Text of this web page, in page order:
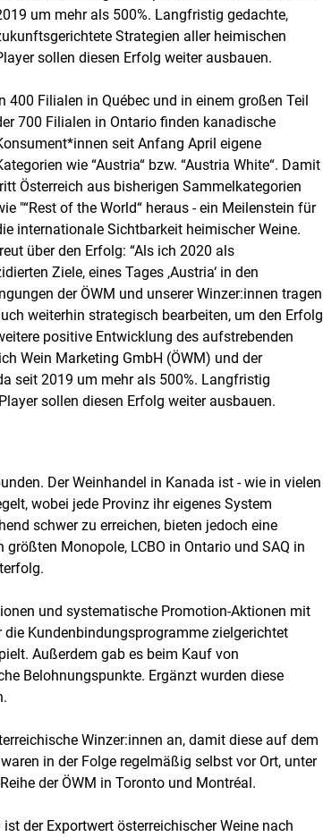
Skip to main content
um mehr als 500%. Langfristig gedachte,
Strategien aller heimischen
sollen diesen Erfolg weiter ausbauen.
400 Filialen in Québec und in einem großen Teil
700 Filialen in Ontario finden kanadische
seit Anfang April eigene
wie “Austria“ bzw. “Austria White“. Damit
Österreich aus bisherigen Sammelkategorien
"“Rest of the World“ heraus - ein Meilenstein für
internationale Sichtbarkeit heimischer Weine.
über den Erfolg: “Als ich 2020 als
Ziele, eines Tages ‚Austria‘ in den
der ÖWM und unserer Winzer:innen tragen
weiterhin strategisch bearbeiten, um den Erfolg
positive Entwicklung des aufstrebenden
Wein Marketing GmbH (ÖWM) und der
seit 2019 um mehr als 500%. Langfristig
sollen diesen Erfolg weiter ausbauen.
Der Weinhandel in Kanada ist - wie in vielen
wobei jede Provinz ihr eigenes System
schwer zu erreichen, bieten jedoch eine
Monopole, LCBO in Ontario und SAQ in
und systematische Promotion-Aktionen mit
Kundenbindungsprogramme zielgerichtet
Außerdem gab es beim Kauf von
Belohnungspunkte. Ergänzt wurden diese
Winzer:innen an, damit diese auf dem
in der Folge regelmäßig selbst vor Ort, unter
der ÖWM in Toronto und Montréal.
der Exportwert österreichischer Weine nach